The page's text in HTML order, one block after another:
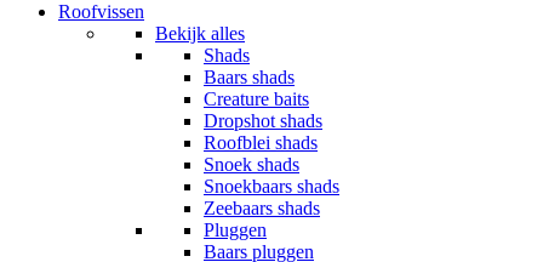
Roofvissen
Bekijk alles
Shads
Baars shads
Creature baits
Dropshot shads
Roofblei shads
Snoek shads
Snoekbaars shads
Zeebaars shads
Pluggen
Baars pluggen